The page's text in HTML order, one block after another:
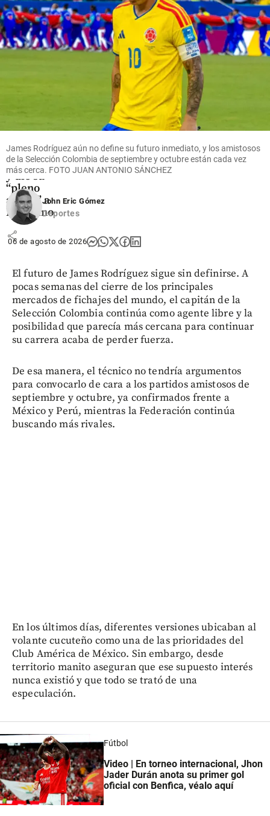
share
share
intenta
superar
con
disculpas
y dio su
“pleno
apoyo” a
Infantino
share
James Rodríguez aún no define su futuro inmediato, y los amistosos
de la Selección Colombia de septiembre y octubre están cada vez
más cerca. FOTO JUAN ANTONIO SÁNCHEZ
John Eric Gómez
Deportes
06 de agosto de 2026
El futuro de James Rodríguez sigue sin definirse. A
pocas semanas del cierre de los principales
mercados de fichajes del mundo, el capitán de la
Selección Colombia continúa como agente libre y la
posibilidad que parecía más cercana para continuar
su carrera acaba de perder fuerza.
De esa manera, el técnico no tendría argumentos
para convocarlo de cara a los partidos amistosos de
septiembre y octubre, ya confirmados frente a
México y Perú, mientras la Federación continúa
buscando más rivales.
En los últimos días, diferentes versiones ubicaban al
volante cucuteño como una de las prioridades del
Club América de México. Sin embargo, desde
territorio manito aseguran que ese supuesto interés
nunca existió y que todo se trató de una
especulación.
Fútbol
Video | En torneo internacional, Jhon
Jader Durán anota su primer gol
oficial con Benfica, véalo aquí